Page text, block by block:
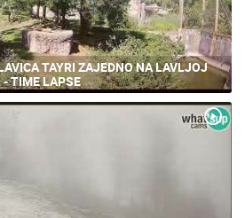
TAYRI ZAJEDNO NA LAVLJOJ
- TIME LAPSE